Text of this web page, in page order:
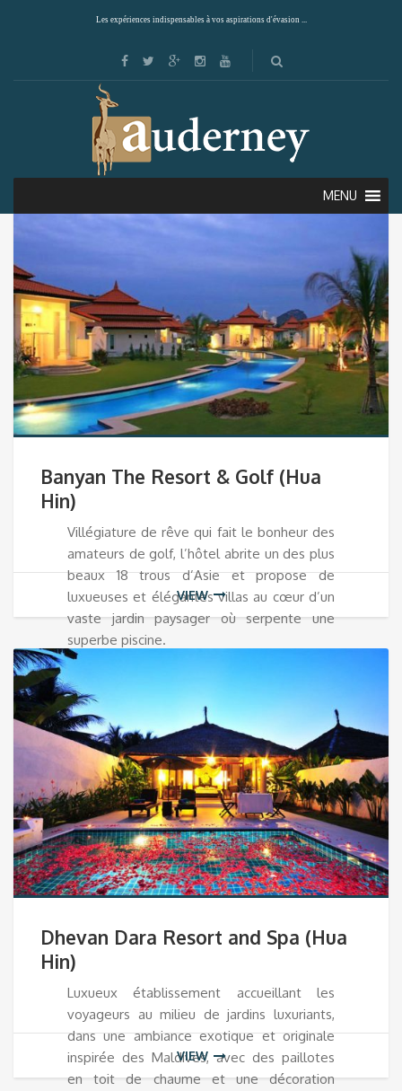
Les expériences indispensables à vos aspirations d'évasion ...
MENU
Showing all 3 results
Default sorting
Banyan The Resort & Golf (Hua
Hin)
Villégiature de rêve qui fait le bonheur des
amateurs de golf, l’hôtel abrite un des plus
beaux 18 trous d’Asie et propose de
luxueuses et élégantes villas au cœur d’un
vaste jardin paysager où serpente une
superbe piscine.
VIEW
Dhevan Dara Resort and Spa (Hua
Hin)
Luxueux établissement accueillant les
voyageurs au milieu de jardins luxuriants,
dans une ambiance exotique et originale
inspirée des Maldives, avec des paillotes
en toit de chaume et une décoration
VIEW